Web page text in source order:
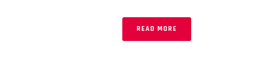
READ MORE